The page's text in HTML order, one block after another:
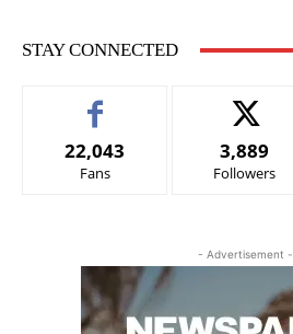
STAY CONNECTED
22,043
Fans
3,889
Followers
- Advertisement -